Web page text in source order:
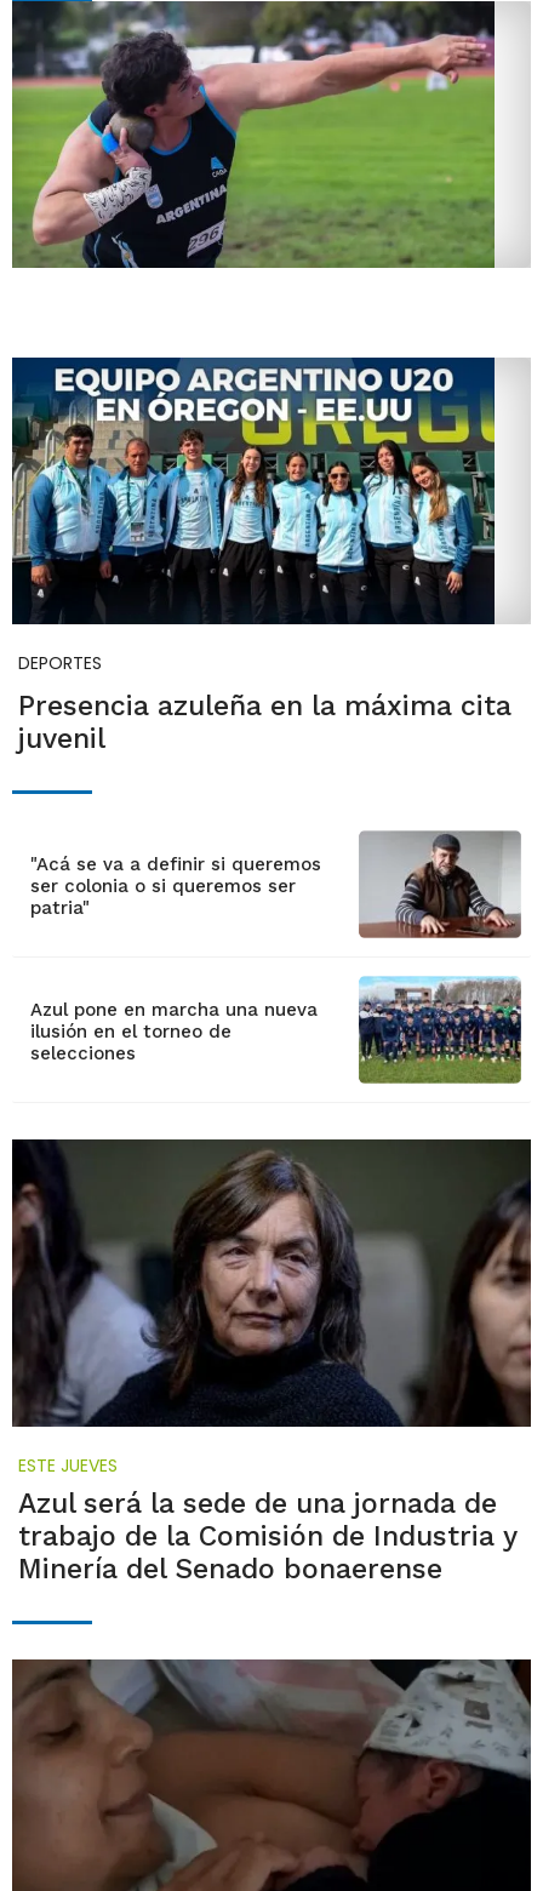
DEPORTES
Presencia azuleña en la máxima cita
juvenil
"Acá se va a definir si queremos
ser colonia o si queremos ser
patria"
Azul pone en marcha una nueva
ilusión en el torneo de
selecciones
ESTE JUEVES
Azul será la sede de una jornada de
trabajo de la Comisión de Industria y
Minería del Senado bonaerense